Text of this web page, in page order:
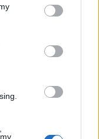
You may click to
party tags to
in below Google
a bucket: guida